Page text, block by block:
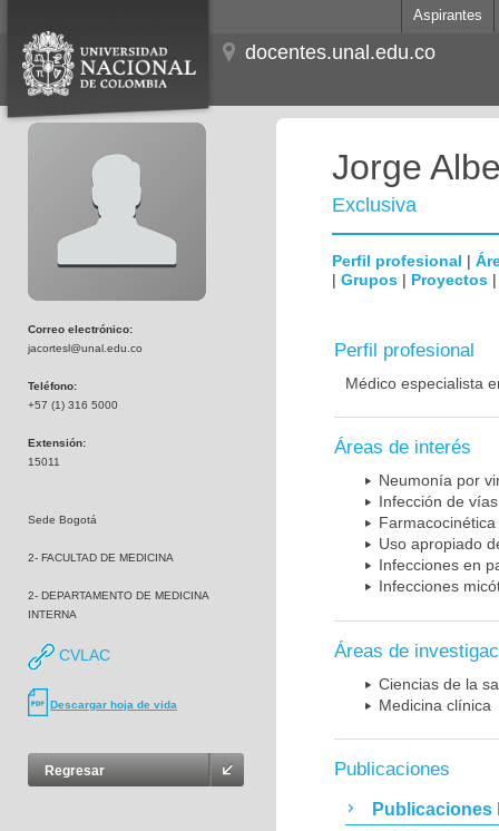
Aspirantes
docentes.unal.edu.co
Correo electrónico:
jacortesl@unal.edu.co
Teléfono:
+57 (1) 316 5000
Extensión:
15011
Sede Bogotá
2- FACULTAD DE MEDICINA
2- DEPARTAMENTO DE MEDICINA
INTERNA
CVLAC
Descargar hoja de vida
Regresar
Jorge
Exclusiva
Perfil profesional |
| Grupos | Proyectos
Perfil profesional
Médico especialista
Áreas de interés
Neumonía por
Infección de
Uso apropiado
Infecciones en
Infecciones
Áreas de
Ciencias de la
Medicina clínica
Publicaciones
Publicaciones